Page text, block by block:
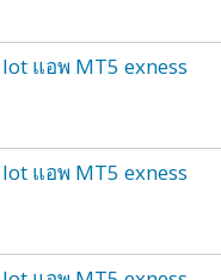
lot แอพ MT5 exness
lot แอพ MT5 exness